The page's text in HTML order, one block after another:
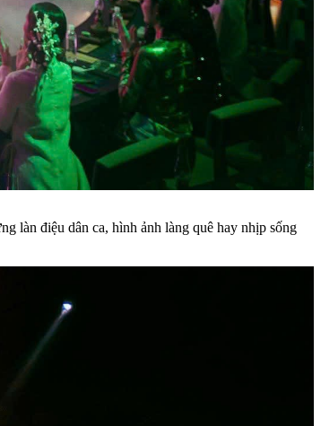
làn điệu dân ca, hình ảnh làng quê hay nhịp sống